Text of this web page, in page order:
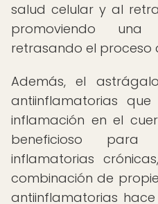
salud celular y al
promoviendo
retrasando el proceso
Además, el
antiinflamatorias
inflamación en el
beneficioso para
inflamatorias
combinación de
antiinflamatorias